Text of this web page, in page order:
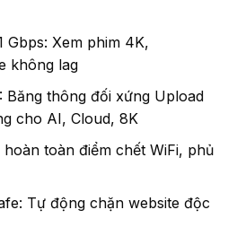
Gbps: Xem phim 4K,
không lag
Băng thông đối xứng Upload
cho AI, Cloud, 8K
toàn điểm chết WiFi, phủ
Tự động chặn website độc